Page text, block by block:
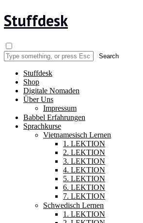
Stuffdesk
Stuffdesk
Shop
Digitale Nomaden
Über Uns
Impressum
Babbel Erfahrungen
Sprachkurse
Vietnamesisch Lernen
1. LEKTION
2. LEKTION
3. LEKTION
4. LEKTION
5. LEKTION
6. LEKTION
7. LEKTION
Schwedisch Lernen
1. LEKTION